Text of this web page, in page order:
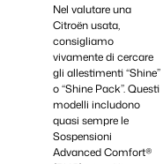
Nel valutare una
Citroën usata,
consigliamo
vivamente di cercare
gli allestimenti “Shine”
o “Shine Pack”. Questi
modelli includono
quasi sempre le
Sospensioni
Advanced Comfort®